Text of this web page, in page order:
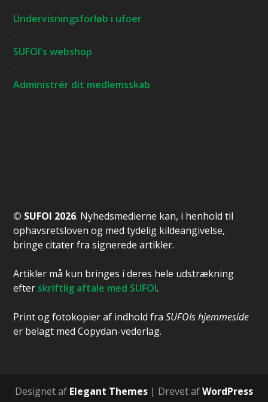
Undervisningsforløb i ufoer
SUFOI's webshop
Administrér dit medlemsskab
© SUFOI 2026. Nyhedsmedierne kan, i henhold til
ophavsretsloven og med tydelig kildeangivelse,
bringe citater fra signerede artikler.
Artikler må kun bringes i deres hele udstrækning
efter skriftlig aftale med SUFOI.
Print og fotokopier af indhold fraSUFOIs hjemmeside
er belagt med Copydan-vederlag.
Designet af Elegant Themes | Drevet afWordPress